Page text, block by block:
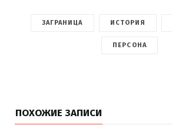
ЗАГРАНИЦА ИСТОРИЯ
ПЕРСОНА
ПОХОЖИЕ ЗАПИСИ